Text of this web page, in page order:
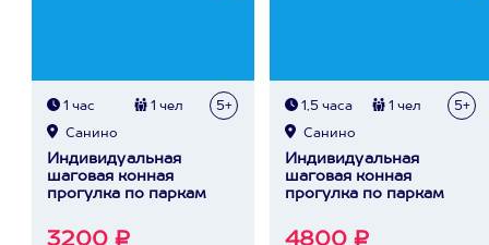
1 час 1 чел 5+
Санино
Индивидуальная
шаговая конная
прогулка по паркам
3200 ₽
1,5 часа 1 чел 5+
Санино
Индивидуальная
шаговая конная
прогулка по паркам
4800 ₽